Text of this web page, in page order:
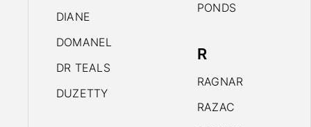
DIANE
DOMANEL
DR TEALS
DUZETTY
PONDS
R
RAGNAR
RAZAC